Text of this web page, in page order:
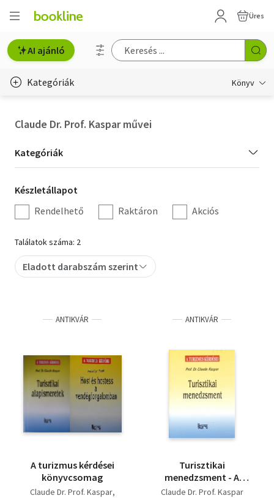
Üres
AI ajánló
Kategóriák Könyv
Hobbi, szabadidő
Irodalom
Művészet
Szakkönyv
Tankönyv, segédkönyv
Természettudomány
Történelem
Vallás
Claude Dr. Prof. Kaspar művei
Kategória
szűrés
Kategóriák
Készletállapot
szűrés
Készletállapot
Rendelhető
Raktáron Akciós
Találatok száma: 2
Eladott darabszám szerint
ANTIKVÁR
A turizmus kérdései
könyvcsomag
Claude Dr. Prof. Kaspar
ANTIKVÁR
Turisztikai
menedzsment - A
turizmus kérdései
Claude Dr. Prof. Kaspar